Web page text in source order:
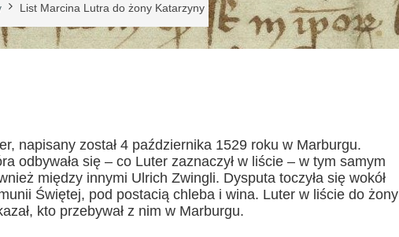
List Marcina Lutra do żony Katarzyny
napisany został 4 października 1529 roku w Marburgu.
odbywała się – co Luter zaznaczył w liście – w tym samym
między innymi Ulrich Zwingli. Dysputa toczyła się wokół
Świętej, pod postacią chleba i wina. Luter w liście do żony
kto przebywał z nim w Marburgu.